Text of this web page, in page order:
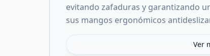
evitando zafaduras y garantizando
sus mangos ergonómicos
Ver